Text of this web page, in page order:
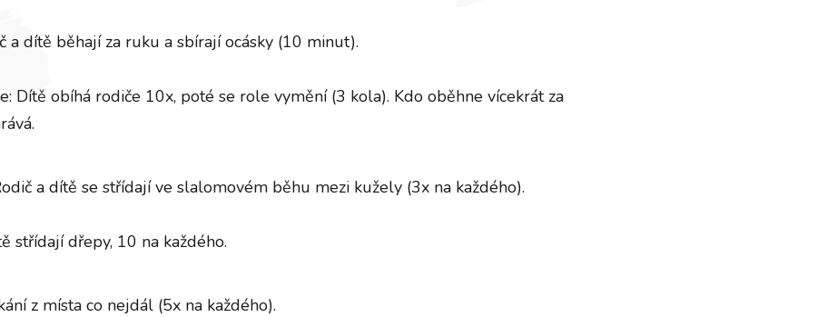
a dítě běhají za ruku a sbírají ocásky (10 minut).
Dítě obíhá rodiče 10x, poté se role vymění (3 kola). Kdo oběhne vícekrát za
a dítě se střídají ve slalomovém běhu mezi kužely (3x na každého).
střídají dřepy, 10 na každého.
z místa co nejdál (5x na každého).